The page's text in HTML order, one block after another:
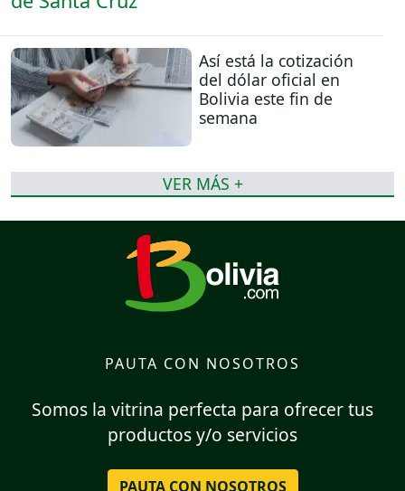
Así está la cotización
del dólar oficial en
Bolivia este fin de
semana
VER MÁS +
PAUTA CON NOSOTROS
Somos la vitrina perfecta para ofrecer tus
productos y/o servicios
PAUTA CON NOSOTROS